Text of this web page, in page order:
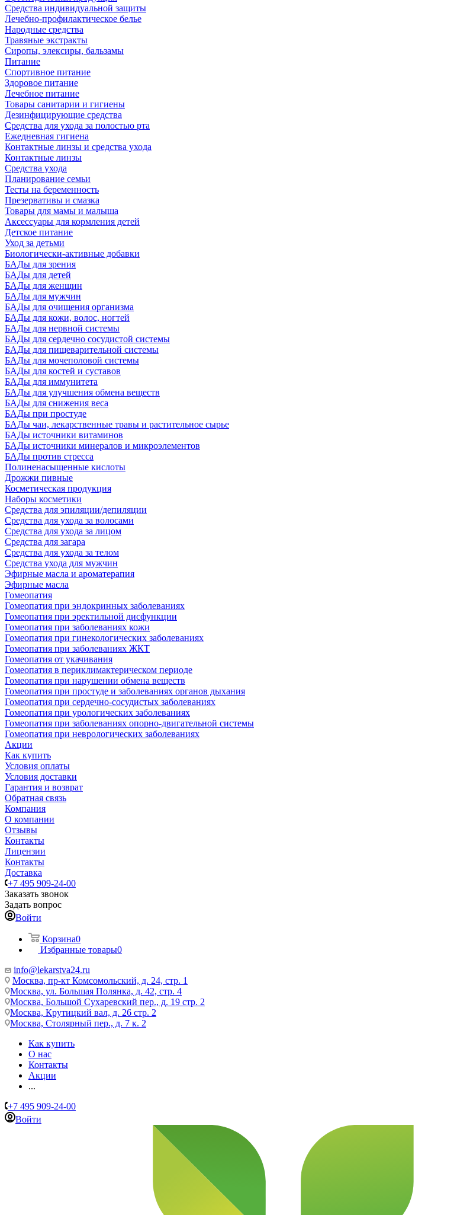
Средства индивидуальной защиты
Лечебно-профилактическое белье
Народные средства
Травяные экстракты
Сиропы, элексиры, бальзамы
Питание
Спортивное питание
Здоровое питание
Лечебное питание
Товары санитарии и гигиены
Дезинфицирующие средства
Средства для ухода за полостью рта
Ежедневная гигиена
Контактные линзы и средства ухода
Контактные линзы
Средства ухода
Планирование семьи
Тесты на беременность
Презервативы и смазка
Товары для мамы и малыша
Аксессуары для кормления детей
Детское питание
Уход за детьми
Биологически-активные добавки
БАДы для зрения
БАДы для детей
БАДы для женщин
БАДы для мужчин
БАДы для очищения организма
БАДы для кожи, волос, ногтей
БАДы для нервной системы
БАДы для сердечно сосудистой системы
БАДы для пищеварительной системы
БАДы для мочеполовой системы
БАДы для костей и суставов
БАДы для иммунитета
БАДы для улучшения обмена веществ
БАДы для снижения веса
БАДы при простуде
БАДы чаи, лекарственные травы и растительное сырье
БАДы источники витаминов
БАДы источники минералов и микроэлементов
БАДы против стресса
Полиненасыщенные кислоты
Дрожжи пивные
Косметическая продукция
Наборы косметики
Средства для эпиляции/депиляции
Средства для ухода за волосами
Средства для ухода за лицом
Средства для загара
Средства для ухода за телом
Средства ухода для мужчин
Эфирные масла и ароматерапия
Эфирные масла
Гомеопатия
Гомеопатия при эндокринных заболеваниях
Гомеопатия при эректильной дисфункции
Гомеопатия при заболеваниях кожи
Гомеопатия при гинекологических заболеваниях
Гомеопатия при заболеваниях ЖКТ
Гомеопатия от укачивания
Гомеопатия в периклимактерическом периоде
Гомеопатия при нарушении обмена веществ
Гомеопатия при простуде и заболеваниях органов дыхания
Гомеопатия при сердечно-сосудистых заболеваниях
Гомеопатия при урологических заболеваниях
Гомеопатия при заболеваниях опорно-двигательной системы
Гомеопатия при неврологических заболеваниях
Акции
Как купить
Условия оплаты
Условия доставки
Гарантия и возврат
Обратная связь
Компания
О компании
Отзывы
Контакты
Лицензии
Контакты
Доставка
+7 495 909-24-00
Заказать звонок
Задать вопрос
Войти
Корзина0
Избранные товары0
info@lekarstva24.ru
Москва, пр-кт Комсомольский, д. 24, стр. 1
Москва, ул. Большая Полянка, д. 42, стр. 4
Москва, Большой Сухаревский пер., д. 19 стр. 2
Москва, Крутицкий вал, д. 26 стр. 2
Москва, Столярный пер., д. 7 к. 2
Как купить
О нас
Контакты
Акции
...
+7 495 909-24-00
Войти